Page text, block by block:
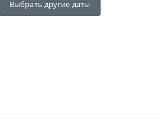
Выбрать другие даты